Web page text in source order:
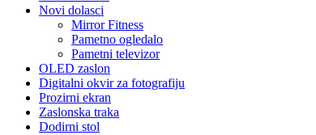
Novi dolasci
Mirror Fitness
Pametno ogledalo
Pametni televizor
OLED zaslon
Digitalni okvir za fotografiju
Prozirni ekran
Zaslonska traka
Dodirni stol